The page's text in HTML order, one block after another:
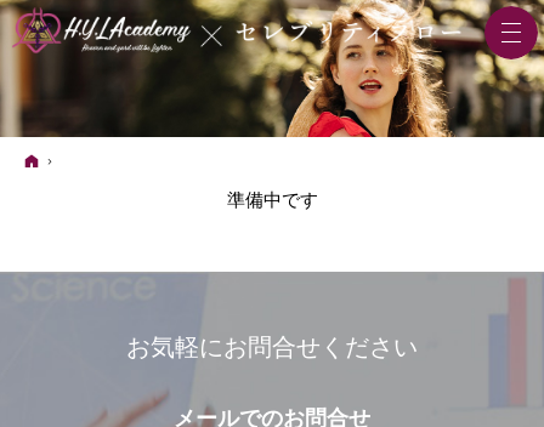
準備中です
お気軽にお問合せください
メールでのお問合せ